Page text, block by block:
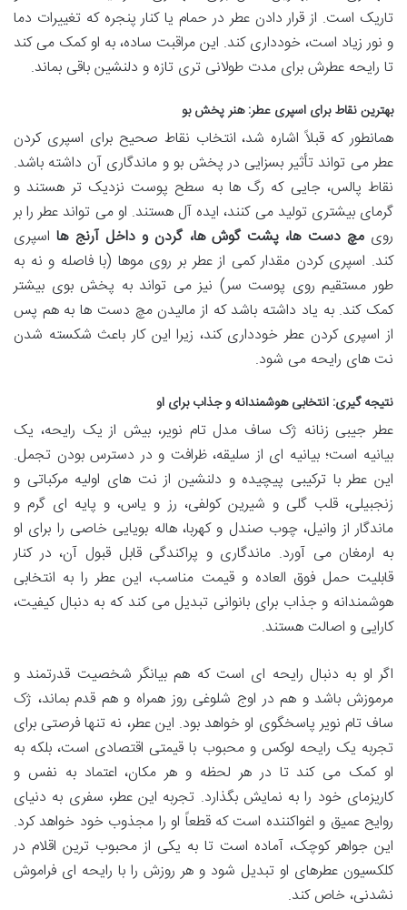
تاریک است. از قرار دادن عطر در حمام یا کنار پنجره که تغییرات دما
و نور زیاد است، خودداری کند. این مراقبت ساده، به او کمک می کند
تا رایحه عطرش برای مدت طولانی تری تازه و دلنشین باقی بماند.
بهترین نقاط برای اسپری عطر: هنر پخش بو
همانطور که قبلاً اشاره شد، انتخاب نقاط صحیح برای اسپری کردن
عطر می تواند تأثیر بسزایی در پخش بو و ماندگاری آن داشته باشد.
نقاط پالس، جایی که رگ ها به سطح پوست نزدیک تر هستند و
گرمای بیشتری تولید می کنند، ایده آل هستند. او می تواند عطر را بر
رویمچ دست ها، پشت گوش ها، گردن و داخل آرنج هااسپری
کند. اسپری کردن مقدار کمی از عطر بر روی موها (با فاصله و نه به
طور مستقیم روی پوست سر) نیز می تواند به پخش بوی بیشتر
کمک کند. به یاد داشته باشد که از مالیدن مچ دست ها به هم پس
از اسپری کردن عطر خودداری کند، زیرا این کار باعث شکسته شدن
نت های رایحه می شود.
نتیجه گیری: انتخابی هوشمندانه و جذاب برای او
عطر جیبی زنانه ژک ساف مدل تام نویر، بیش از یک رایحه، یک
بیانیه است؛ بیانیه ای از سلیقه، ظرافت و در دسترس بودن تجمل.
این عطر با ترکیبی پیچیده و دلنشین از نت های اولیه مرکباتی و
زنجبیلی، قلب گلی و شیرین کولفی، رز و یاس، و پایه ای گرم و
ماندگار از وانیل، چوب صندل و کهربا، هاله بویایی خاصی را برای او
به ارمغان می آورد. ماندگاری و پراکندگی قابل قبول آن، در کنار
قابلیت حمل فوق العاده و قیمت مناسب، این عطر را به انتخابی
هوشمندانه و جذاب برای بانوانی تبدیل می کند که به دنبال کیفیت،
کارایی و اصالت هستند.
اگر او به دنبال رایحه ای است که هم بیانگر شخصیت قدرتمند و
مرموزش باشد و هم در اوج شلوغی روز همراه و هم قدم بماند، ژک
ساف تام نویر پاسخگوی او خواهد بود. این عطر، نه تنها فرصتی برای
تجربه یک رایحه لوکس و محبوب با قیمتی اقتصادی است، بلکه به
او کمک می کند تا در هر لحظه و هر مکان، اعتماد به نفس و
کاریزمای خود را به نمایش بگذارد. تجربه این عطر، سفری به دنیای
روایح عمیق و اغواکننده است که قطعاً او را مجذوب خود خواهد کرد.
این جواهر کوچک، آماده است تا به یکی از محبوب ترین اقلام در
کلکسیون عطرهای او تبدیل شود و هر روزش را با رایحه ای فراموش
نشدنی، خاص کند.